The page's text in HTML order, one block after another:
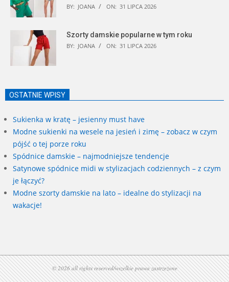
BY: JOANA ON: 31 LIPCA 2026
Szorty damskie popularne w tym roku
BY: JOANA ON: 31 LIPCA 2026
OSTATNIE WPISY
Sukienka w kratę – jesienny must have
Modne sukienki na wesele na jesień i zimę – zobacz w czym
pójść o tej porze roku
Spódnice damskie – najmodniejsze tendencje
Satynowe spódnice midi w stylizacjach codziennych – z czym
je łączyć?
Modne szorty damskie na lato – idealne do stylizacji na
wakacje!
© 2026 all rights reserved/wszelkie prawa zastrzeżone